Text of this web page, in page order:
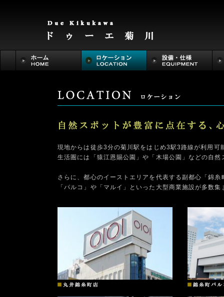
現地からは徒歩3分の菊川駅をはじめ3駅3路線が利用可
生活圏には「猿江恩賜公園」や「木場公園」などの自
さらに、都心のイーストエリアを代表する副都心「錦
「パルコ」や「マルイ」といった大型商業施設が多数